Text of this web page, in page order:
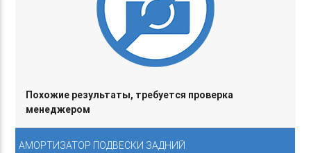
АМОРТИЗАТОР ПОДВЕСКИ ЗАДНИЙ
Похожие результаты, требуется проверка
менеджером